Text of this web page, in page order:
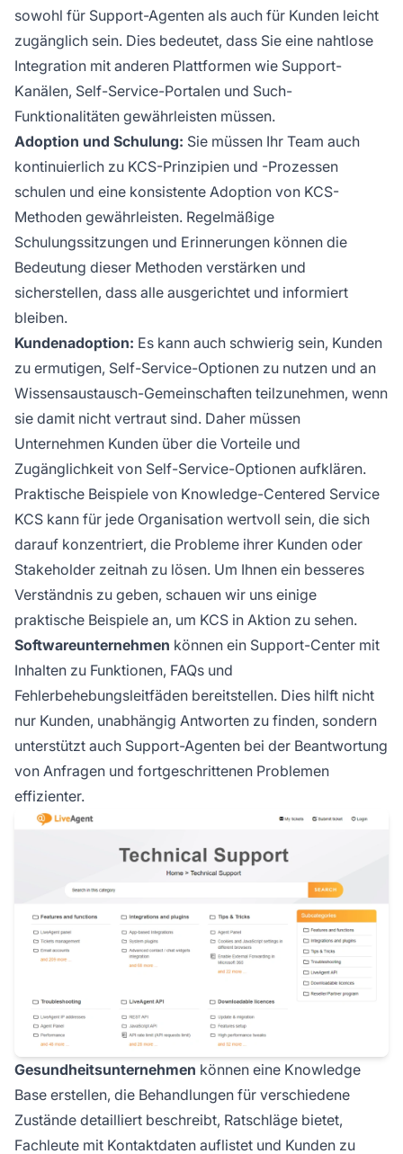
sowohl für Support-Agenten als auch für Kunden leicht
zugänglich sein. Dies bedeutet, dass Sie eine nahtlose
Integration mit anderen Plattformen wie Support-
Kanälen, Self-Service-Portalen und Such-
Funktionalitäten gewährleisten müssen.
Adoption und Schulung: Sie müssen Ihr Team auch
kontinuierlich zu KCS-Prinzipien und -Prozessen
schulen und eine konsistente Adoption von KCS-
Methoden gewährleisten. Regelmäßige
Schulungssitzungen und Erinnerungen können die
Bedeutung dieser Methoden verstärken und
sicherstellen, dass alle ausgerichtet und informiert
bleiben.
Kundenadoption: Es kann auch schwierig sein, Kunden
zu ermutigen, Self-Service-Optionen zu nutzen und an
Wissensaustausch-Gemeinschaften teilzunehmen, wenn
sie damit nicht vertraut sind. Daher müssen
Unternehmen Kunden über die Vorteile und
Zugänglichkeit von Self-Service-Optionen aufklären.
Praktische Beispiele von Knowledge-Centered Service
KCS kann für jede Organisation wertvoll sein, die sich
darauf konzentriert, die Probleme ihrer Kunden oder
Stakeholder zeitnah zu lösen. Um Ihnen ein besseres
Verständnis zu geben, schauen wir uns einige
praktische Beispiele an, um KCS in Aktion zu sehen.
Softwareunternehmen können ein Support-Center mit
Inhalten zu Funktionen, FAQs und
Fehlerbehebungsleitfäden bereitstellen. Dies hilft nicht
nur Kunden, unabhängig Antworten zu finden, sondern
unterstützt auch Support-Agenten bei der Beantwortung
von Anfragen und fortgeschrittenen Problemen
effizienter.
Gesundheitsunternehmen können eine Knowledge
Base erstellen, die Behandlungen für verschiedene
Zustände detailliert beschreibt, Ratschläge bietet,
Fachleute mit Kontaktdaten auflistet und Kunden zu